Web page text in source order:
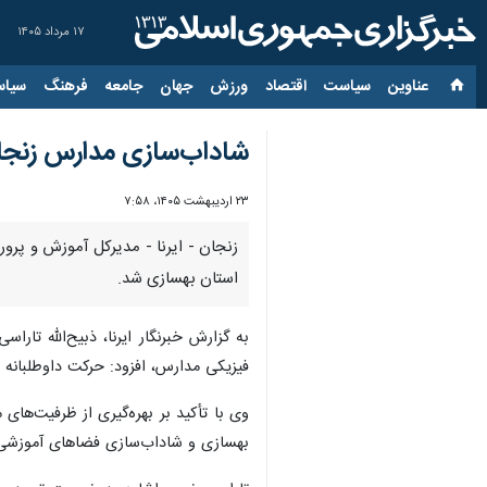
۱۷ مرداد ۱۴۰۵
عناوین‌ سیاست اقتصاد ورزش جهان جامعه فرهنگ
شاداب‌سازی مدارس
۲۳ اردیبهشت ۱۴۰۵، ۷:۵۸